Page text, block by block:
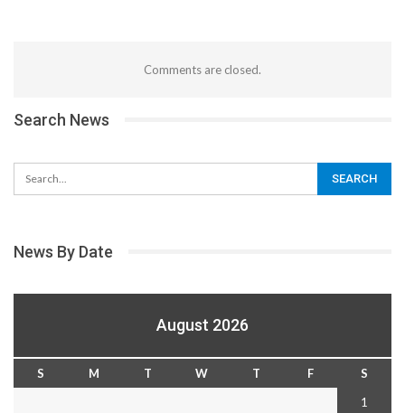
Comments are closed.
Search News
News By Date
August 2026
S M T W T F
S
1